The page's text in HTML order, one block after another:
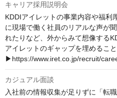
キャリア採用説明会
KDDIアイレットの事業内容や福利
に現場で働く社員のリアルな声が
れたりなど、外からみて想像する
アイレットのギャップを埋めること
▶︎https://www.iret.co.jp/recruit/
カジュアル面談
入社前の情報収集が足りずに「転